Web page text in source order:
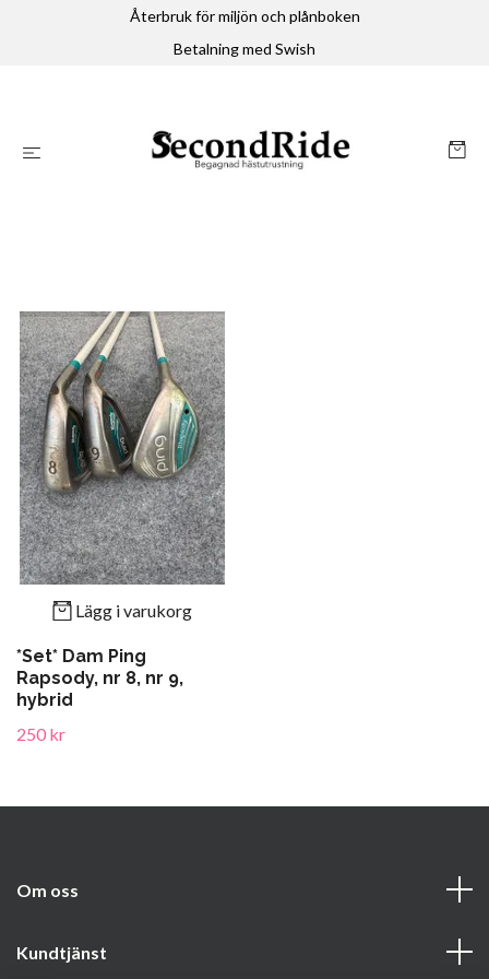
Återbruk för miljön och plånboken
Betalning med Swish
Lägg i varukorg
*Set* Dam Ping
Rapsody, nr 8, nr 9,
hybrid
250 kr
Om oss
Kundtjänst